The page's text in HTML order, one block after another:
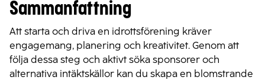
Sammanfattning
Att starta och driva en idrottsförening kräver
engagemang, planering och kreativitet. Genom att
följa dessa steg och aktivt söka sponsorer och
alternativa intäktskällor kan du skapa en blomstrande